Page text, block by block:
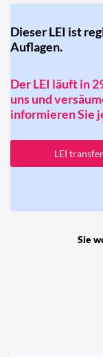
Dieser LEI ist
Auflagen.
Der LEI läuft in
uns und
informieren Sie
LEI
Sie